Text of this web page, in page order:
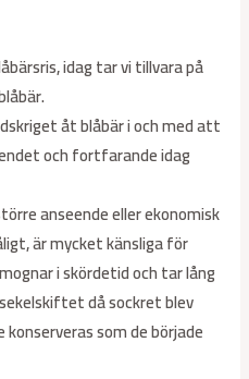
idag tar vi tillvara på
åt blåbär i och med att
och fortfarande idag
anseende eller ekonomisk
är mycket känsliga för
i skördetid och tar lång
då sockret blev
som de började